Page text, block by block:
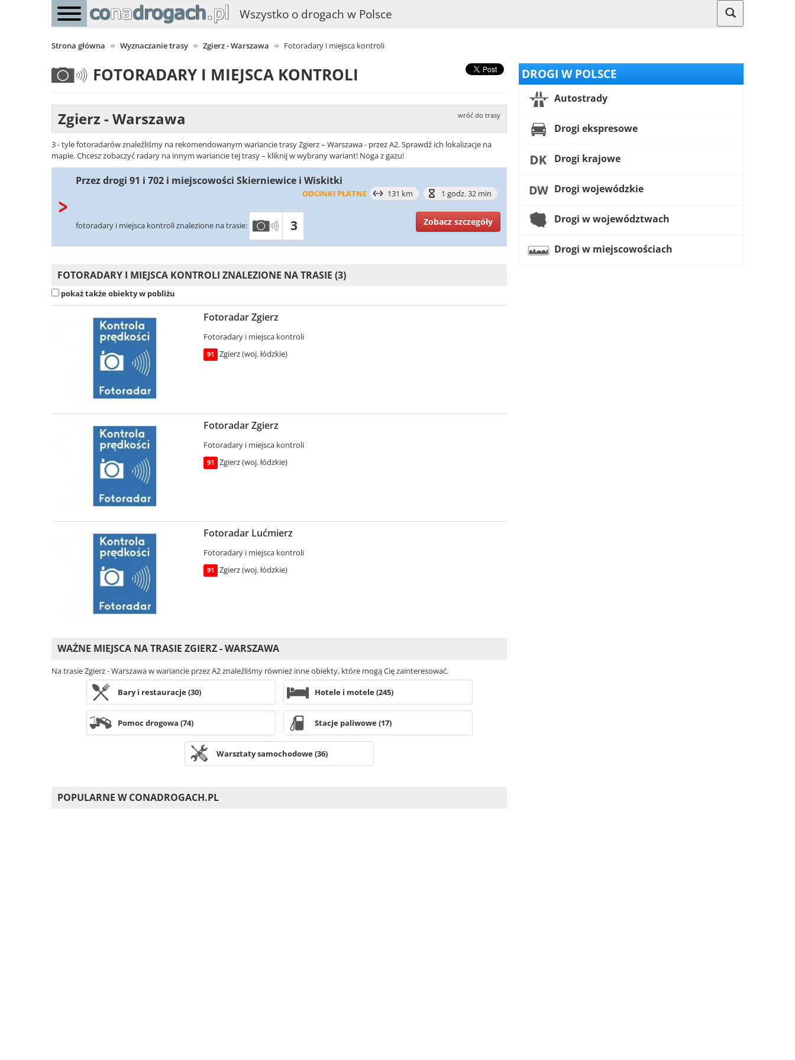
Wszystko o drogach w Polsce
Strona główna Wyznaczanie trasy Zgierz - Warszawa Fotoradary i miejsca kontroli
FOTORADARY I MIEJSCA KONTROLI
Zgierz - Warszawa wróć do trasy
3 - tyle fotoradarów znaleźliśmy na rekomendowanym wariancie trasy Zgierz – Warszawa - przez A2. Sprawdź ich lokalizacje na
mapie. Chcesz zobaczyć radary na innym wariancie tej trasy – kliknij w wybrany wariant! Noga z gazu!
Przez drogi 91 i 702 i miejscowości Skierniewice i Wiskitki
ODCINKI PŁATNE 131 km 1 godz. 32 min
fotoradary i miejsca kontroli znalezione na trasie: 3 Zobacz szczegóły
FOTORADARY I MIEJSCA KONTROLI ZNALEZIONE NA TRASIE (3)
pokaż także obiekty w pobliżu
Fotoradar Zgierz
Fotoradary i miejsca kontroli
91 Zgierz (woj. łódzkie)
Fotoradar Zgierz
Fotoradary i miejsca kontroli
91 Zgierz (woj. łódzkie)
Fotoradar Lućmierz
Fotoradary i miejsca kontroli
91 Zgierz (woj. łódzkie)
WAŻNE MIEJSCA NA TRASIE ZGIERZ - WARSZAWA
Na trasie Zgierz - Warszawa w wariancie przez A2 znaleźliśmy również inne obiekty, które mogą Cię zainteresować.
Bary i restauracje (30)
Hotele i motele (245)
Pomoc drogowa (74) Stacje paliwowe (17)
Warsztaty samochodowe (36)
POPULARNE W CONADROGACH.PL
DROGI W POLSCE
Autostrady
Drogi ekspresowe
Drogi krajowe
Drogi wojewódzkie
Drogi w województwach
Drogi w miejscowościach